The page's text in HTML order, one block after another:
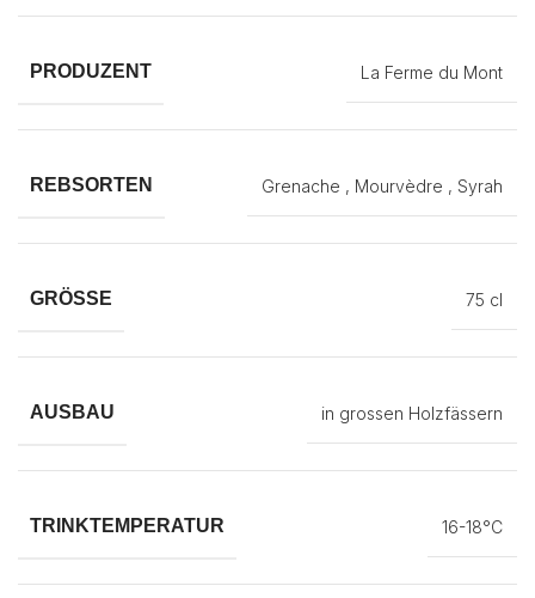
PRODUZENT La Ferme du Mont
REBSORTEN Grenache , Mourvèdre , Syrah
GRÖSSE 75 cl
AUSBAU in grossen Holzfässern
TRINKTEMPERATUR 16-18°C